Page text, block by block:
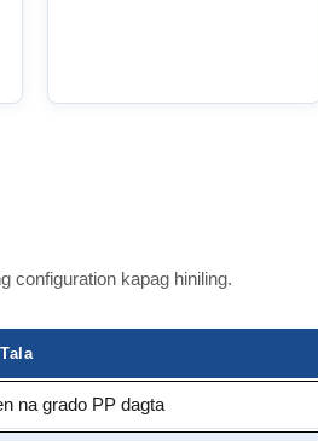
configuration kapag hiniling.
na grado PP dagta